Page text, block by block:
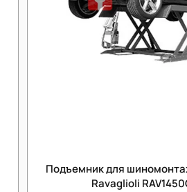
Подъемник для
Ravaglioli